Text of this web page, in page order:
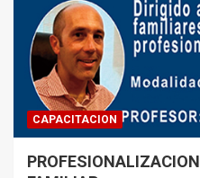
CAPACITACION